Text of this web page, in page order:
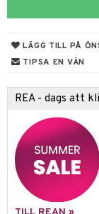
LÄGG TILL PÅ
TIPSA EN VÄN
REA - dags att
& Cocktailglas
& Avecglas
& Cognacglas
Kastruller
Te & Espresso
& Elvispar
maskiner
och Brynen
& Täcken
& Täcken
svar